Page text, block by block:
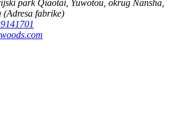
park Qiaotai, Yuwotou, okrug Nansha,
(Adresa fabrike)